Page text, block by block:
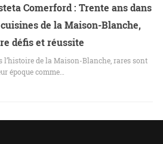
Comerford : Trente ans dans
de la Maison-Blanche,
défis et réussite
l’histoire de la Maison-Blanche, rares sont
époque comme…